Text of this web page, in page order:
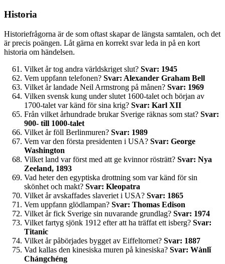
Historia
Historiefrågorna är de som oftast skapar de längsta samtalen, och det
är precis poängen. Låt gärna en korrekt svar leda in på en kort
historia om händelsen.
Vilket år tog andra världskriget slut? Svar: 1945
Vem uppfann telefonen? Svar: Alexander Graham Bell
Vilket år landade Neil Armstrong på månen? Svar: 1969
Vilken svensk kung under slutet 1600-talet och början av
1700-talet var känd för sina krig? Svar: Karl XII
Från vilket århundrade brukar Sverige räknas som stat? Svar:
900- till 1000-talet
Vilket år föll Berlinmuren? Svar: 1989
Vem var den första presidenten i USA? Svar: George
Washington
Vilket land var först med att ge kvinnor rösträtt? Svar: Nya
Zeeland, 1893
Vad heter den egyptiska drottning som var känd för sin
skönhet och makt? Svar: Kleopatra
Vilket år avskaffades slaveriet i USA? Svar: 1865
Vem uppfann glödlampan? Svar: Thomas Edison
Vilket år fick Sverige sin nuvarande grundlag? Svar: 1974
Vilket fartyg sjönk 1912 efter att ha träffat ett isberg? Svar:
Titanic
Vilket år påbörjades bygget av Eiffeltornet? Svar: 1887
Vad kallas den kinesiska muren på kinesiska? Svar: Wànlǐ
Chángchéng